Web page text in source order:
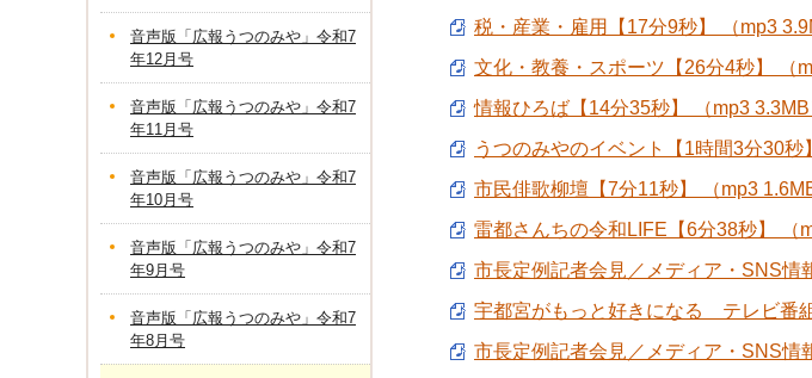
税・産業・雇用【17分9秒】 （mp3
文化・教養・スポーツ【26分4秒】 （
情報ひろば【14分35秒】 （mp3 3.3MB
うつのみやのイベント【1時間3分30秒
市民俳歌柳壇【7分11秒】 （mp3 1.6MB
雷都さんちの令和LIFE【6分38秒】 （
市長定例記者会見／メディア・SNS情
宇都宮がもっと好きになる テレビ番
市長定例記者会見／メディア・SNS情
音声版「広報うつのみや」令和7
年12月号
音声版「広報うつのみや」令和7
年11月号
音声版「広報うつのみや」令和7
年10月号
音声版「広報うつのみや」令和7
年9月号
音声版「広報うつのみや」令和7
年8月号